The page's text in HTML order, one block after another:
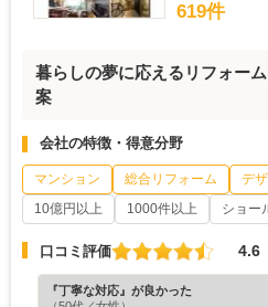
619件
暮らしの夢に応えるリフォー
案
会社の特徴・得意分野
マンション 総合リフォーム デ
10億円以上
1000件以上 ショー
口コミ評価 4.6
『丁寧な対応』が良かった